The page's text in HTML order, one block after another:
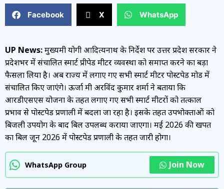
Facebook X WhatsApp
UP News:मुख्यमंत्री योगी आदित्यनाथ के निर्देश पर उत्तर प्रदेश सरकार ने
प्रदेशभर में संचालित स्मार्ट प्रीपेड मीटर व्यवस्था को समाप्त करने का बड़ा
फैसला लिया है। अब राज्य में लगाए गए सभी स्मार्ट मीटर पोस्टपेड मोड में
संचालित किए जाएंगे। ऊर्जा मंत्री अरविंद कुमार शर्मा ने बताया कि
आरडीएसएस योजना के तहत लगाए गए सभी स्मार्ट मीटरों को तत्काल
प्रभाव से पोस्टपेड प्रणाली में बदला जा रहा है। इसके तहत उपभोक्ताओं को
बिजली उपयोग के बाद बिल उपलब्ध कराया जाएगा। मई 2026 की खपत
का बिल जून 2026 में पोस्टपेड प्रणाली के तहत जारी होगा।
WhatsApp Group Join Now